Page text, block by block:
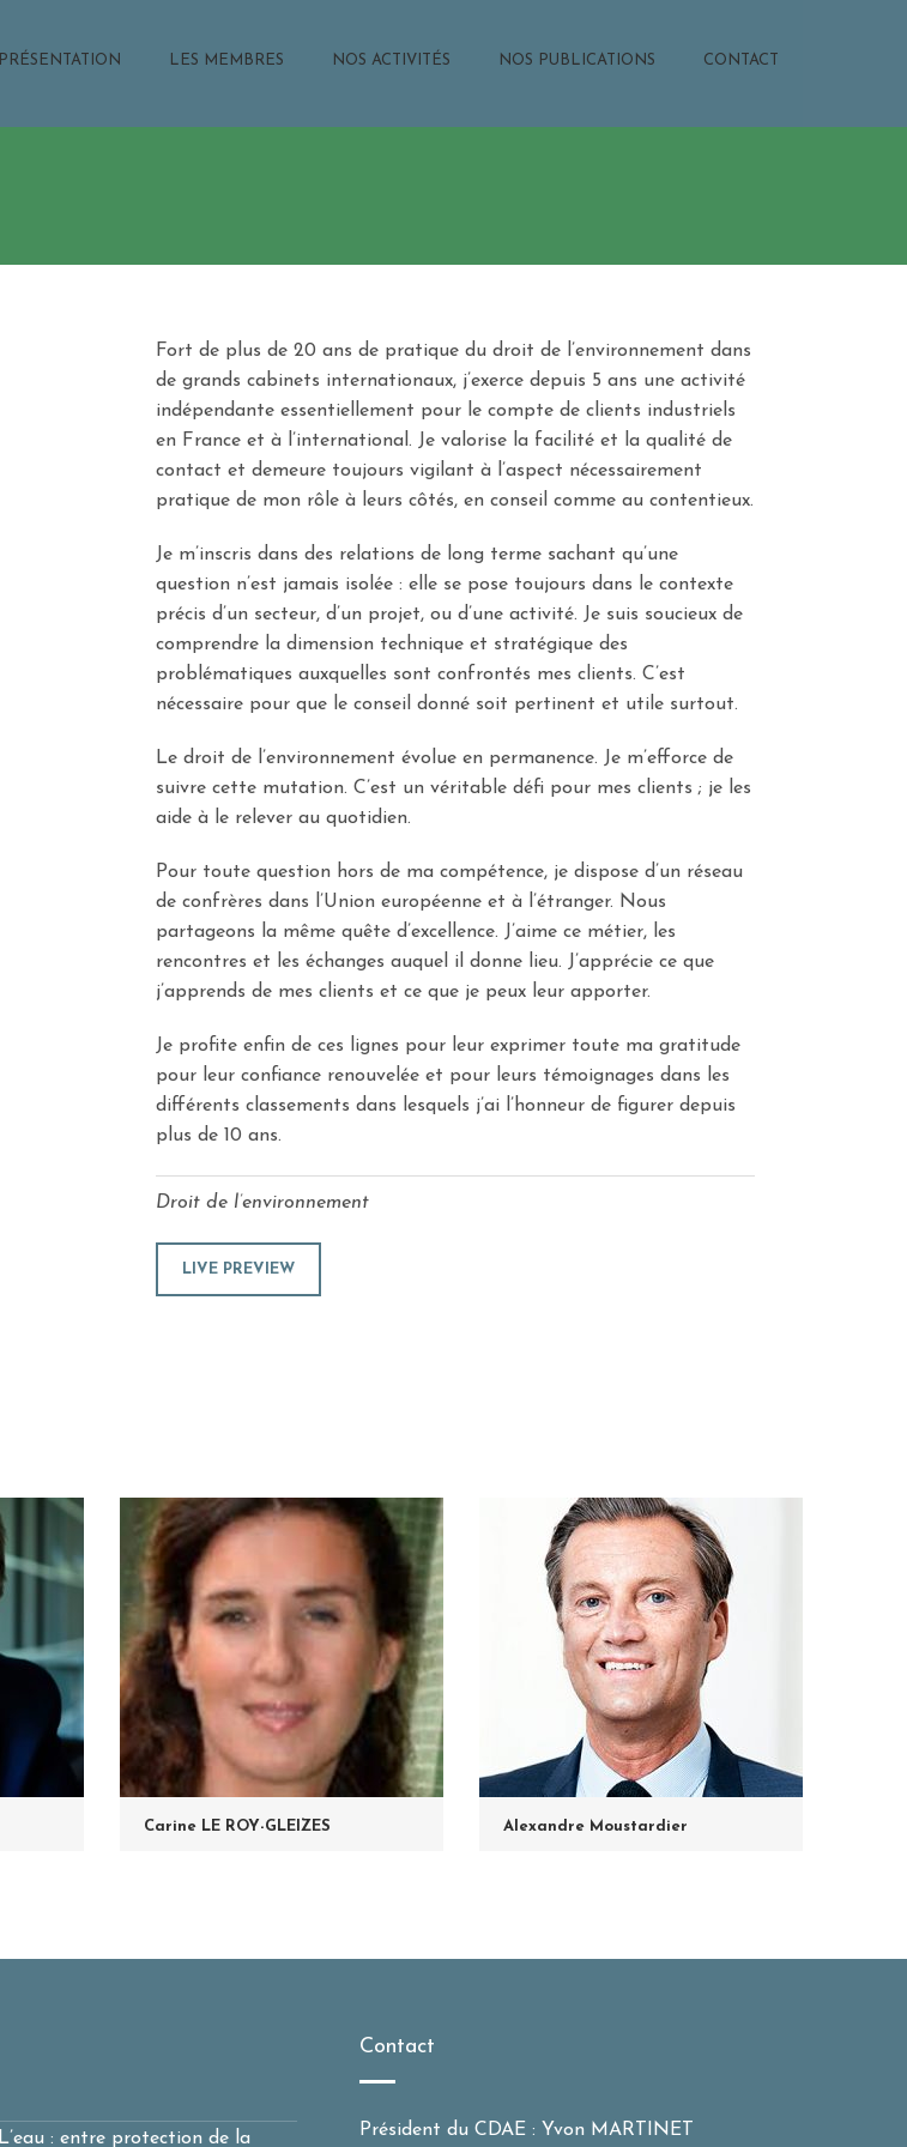
PRÉSENTATION LES MEMBRES NOS ACTIVITÉS NOS PUBLICATIONS CONTACT
Fort de plus de 20 ans de pratique du droit de l’environnement dans
de grands cabinets internationaux, j’exerce depuis 5 ans une activité
indépendante essentiellement pour le compte de clients industriels
en France et à l’international. Je valorise la facilité et la qualité de
contact et demeure toujours vigilant à l’aspect nécessairement
pratique de mon rôle à leurs côtés, en conseil comme au contentieux.
Je m’inscris dans des relations de long terme sachant qu’une
question n’est jamais isolée : elle se pose toujours dans le contexte
précis d’un secteur, d’un projet, ou d’une activité. Je suis soucieux de
comprendre la dimension technique et stratégique des
problématiques auxquelles sont confrontés mes clients. C’est
nécessaire pour que le conseil donné soit pertinent et utile surtout.
Le droit de l’environnement évolue en permanence. Je m’efforce de
suivre cette mutation. C’est un véritable défi pour mes clients ; je les
aide à le relever au quotidien.
Pour toute question hors de ma compétence, je dispose d’un réseau
de confrères dans l’Union européenne et à l’étranger. Nous
partageons la même quête d’excellence. J’aime ce métier, les
rencontres et les échanges auquel il donne lieu. J’apprécie ce que
j’apprends de mes clients et ce que je peux leur apporter.
Je profite enfin de ces lignes pour leur exprimer toute ma gratitude
pour leur confiance renouvelée et pour leurs témoignages dans les
différents classements dans lesquels j’ai l’honneur de figurer depuis
plus de 10 ans.
Droit de l’environnement
LIVE PREVIEW
Carine LE ROY-GLEIZES Alexandre Moustardier
Contact
Président du CDAE : Yvon MARTINET